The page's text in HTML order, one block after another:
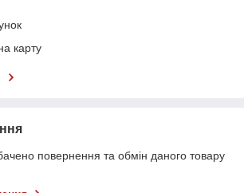
карту
повернення та обмін даного товару